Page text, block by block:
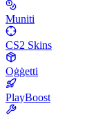
Muniti
CS2 Skins
Oġġetti
PlayBoost